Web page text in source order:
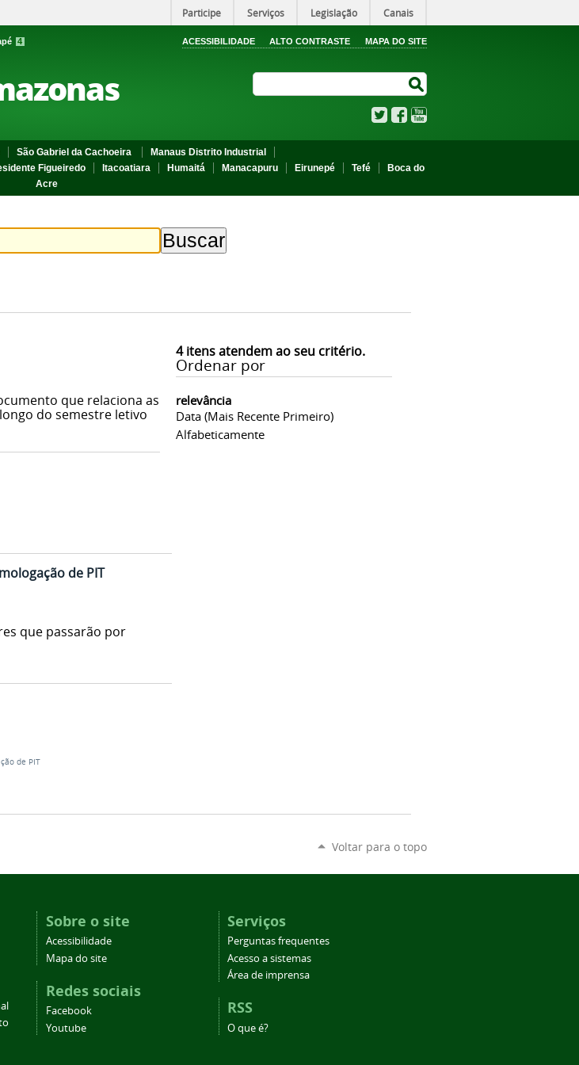
Participe Serviços Legislação Canais
4 ACESSIBILIDADE ALTO CONTRASTE MAPA DO SITE
TwitterFacebook
São Gabriel da Cachoeira
Manaus Distrito Industrial
Figueiredo Itacoatiara Humaitá Manacapuru Eirunepé Tefé
Boca do
Acre
4itens atendem ao seu critério.
Ordenar por
relevância
Data (mais Recente Primeiro)
Alfabeticamente
que relaciona as
do semestre letivo
de PIT
que passarão por
de PIT
Voltar para o topo
Sobre o site
Acessibilidade
Mapa do site
Redes sociais
Facebook
Youtube
Serviços
Perguntas frequentes
Acesso a sistemas
Área de imprensa
RSS
O que é?